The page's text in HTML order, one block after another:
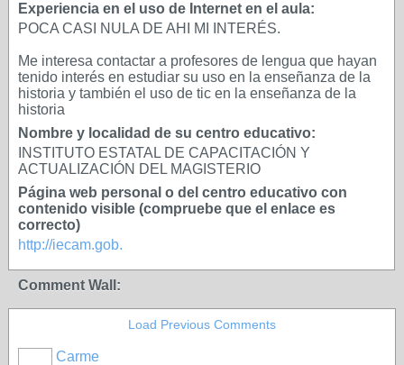
Experiencia en el uso de Internet en el aula:
POCA CASI NULA DE AHI MI INTERÉS.
Me interesa contactar a profesores de lengua que hayan
tenido interés en estudiar su uso en la enseñanza de la
historia y también el uso de tic en la enseñanza de la
historia
Nombre y localidad de su centro educativo:
INSTITUTO ESTATAL DE CAPACITACIÓN Y
ACTUALIZACIÓN DEL MAGISTERIO
Página web personal o del centro educativo con
contenido visible (compruebe que el enlace es
correcto)
http://iecam.gob.
Comment Wall:
Load Previous Comments
Carme